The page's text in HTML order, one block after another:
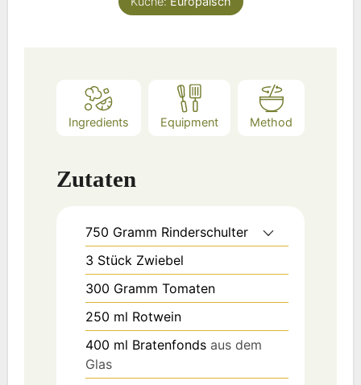
Ingredients Equipment Method
Zutaten
750 Gramm Rinderschulter
3 Stück Zwiebel
300 Gramm Tomaten
250 ml Rotwein
400 ml Bratenfonds aus dem
Glas